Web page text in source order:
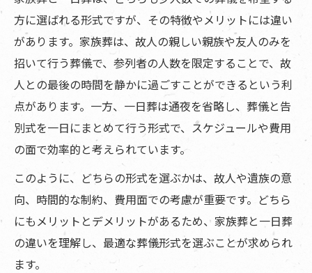
方に選ばれる形式ですが、その特徴やメリットには違い
があります。家族葬は、故人の親しい親族や友人のみを
招いて行う葬儀で、参列者の人数を限定することで、故
人との最後の時間を静かに過ごすことができるという利
点があります。一方、一日葬は通夜を省略し、葬儀と告
別式を一日にまとめて行う形式で、スケジュールや費用
の面で効率的と考えられています。
このように、どちらの形式を選ぶかは、故人や遺族の意
向、時間的な制約、費用面での考慮が重要です。どちら
にもメリットとデメリットがあるため、家族葬と一日葬
の違いを理解し、最適な葬儀形式を選ぶことが求められ
ます。